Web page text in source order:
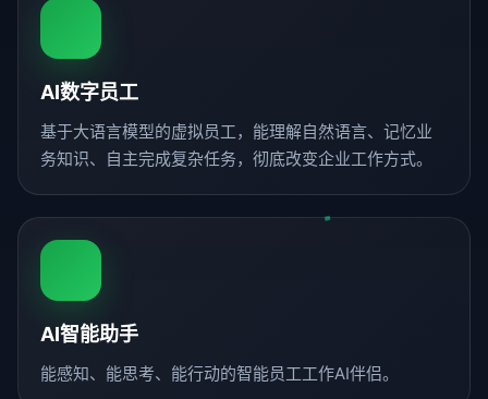
AI数字员工
基于大语言模型的虚拟员工，能理解自然语言、记忆业
务知识、自主完成复杂任务，彻底改变企业工作方式。
AI智能助手
能感知、能思考、能行动的智能员工工作AI伴侣。